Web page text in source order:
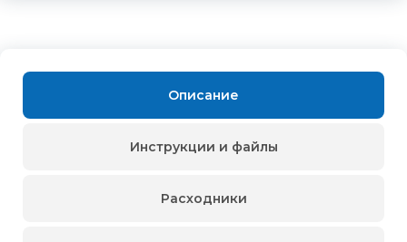
Описание
Инструкции и файлы
Расходники